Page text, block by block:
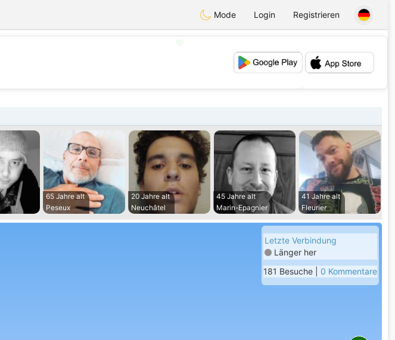
Mode Login Registrieren
💕
65 Jahre alt
Peseux
20 Jahre alt
Neuchâtel
45 Jahre alt
Marin-Epagnier
41 Jahre alt
Fleurier
Letzte Verbindung
Länger her
181 Besuche | 0 Kommentare